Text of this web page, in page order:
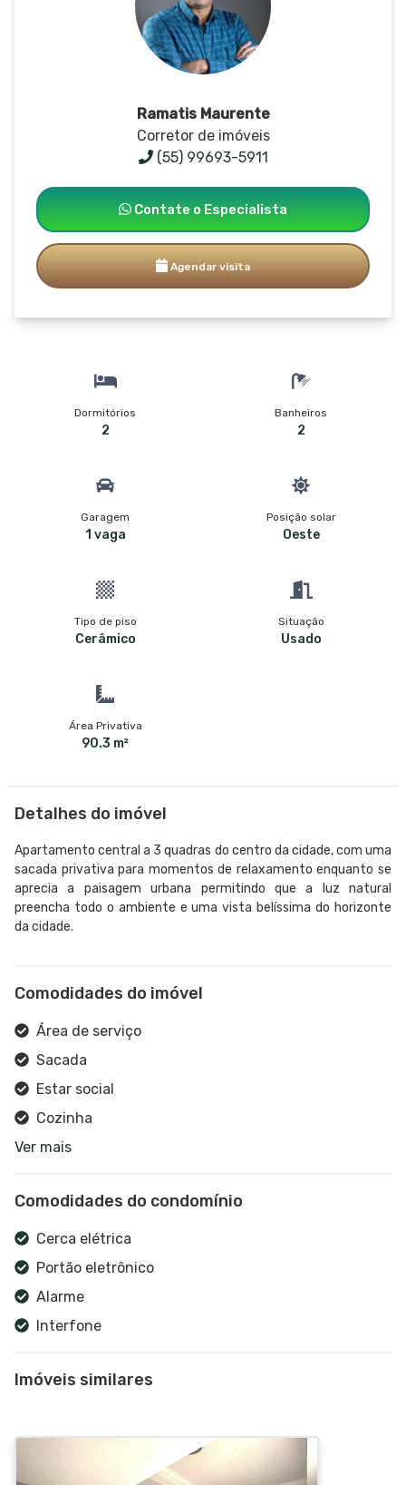
Ramatis Maurente
Corretor de imóveis
(55) 99693-5911
Contate o Especialista
Agendar visita
Dormitórios
2
Banheiros
2
Garagem
1 vaga
Posição solar
Oeste
Tipo de piso
Cerâmico
Situação
Usado
Área Privativa
90.3 m²
Detalhes do imóvel
Apartamento central a 3 quadras do centro da cidade, com uma
sacada privativa para momentos de relaxamento enquanto se
aprecia a paisagem urbana permitindo que a luz natural
preencha todo o ambiente e uma vista belíssima do horizonte
da cidade.
Comodidades do imóvel
Área de serviço
Sacada
Estar social
Cozinha
Banheiro social
Churrasqueira
Sala de estar
Vista panorâmica
Interfone
Ver mais
Comodidades do condomínio
Cerca elétrica
Portão eletrônico
Alarme
Interfone
Imóveis similares